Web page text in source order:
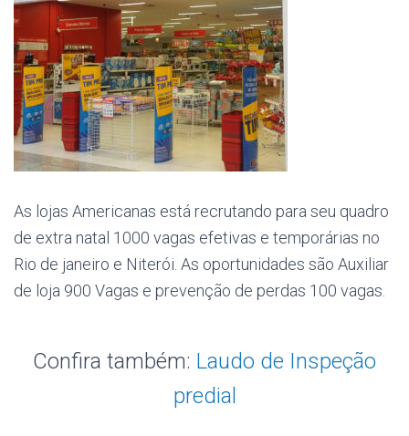
As lojas Americanas está recrutando para seu quadro
de extra natal 1000 vagas efetivas e temporárias no
Rio de janeiro e Niterói. As oportunidades são Auxiliar
de loja 900 Vagas e prevenção de perdas 100 vagas.
Confira também: Laudo de Inspeção
predial